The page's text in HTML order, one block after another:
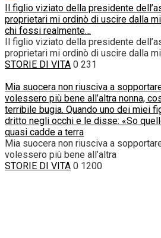
Il figlio viziato della presidente
proprietari mi ordinò di uscire dalla
chi fossi realmente…
Il figlio viziato della presidente
proprietari mi ordinò di uscire dalla
STORIE DI VITA 0 231
Mia suocera non riusciva a
volessero più bene all’altra nonna,
terribile bugia. Quando uno dei miei
dritto negli occhi e le disse: «So
quasi cadde a terra
Mia suocera non riusciva a
volessero più bene all’altra
STORIE DI VITA 0 1200